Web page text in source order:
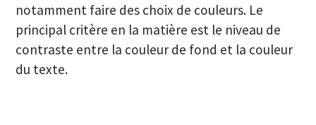
notamment faire des choix de couleurs. Le
principal critère en la matière est le niveau de
contraste entre la couleur de fond et la couleur
du texte.